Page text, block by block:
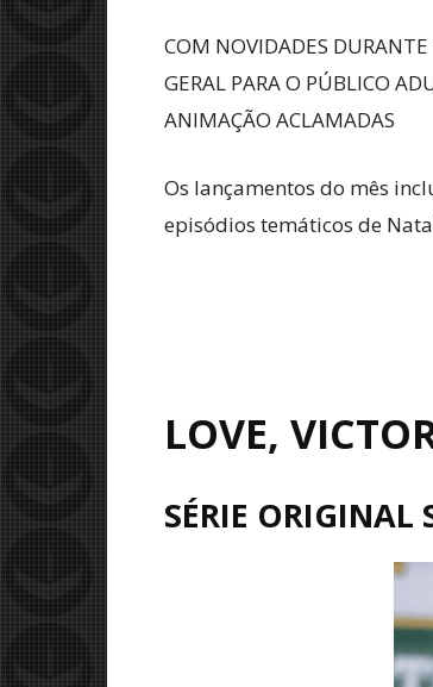
COM NOVIDADES
GERAL PARA O PÚBLICO
ANIMAÇÃO ACLAMADAS
Os lançamentos do mês
episódios temáticos de
LOVE,
SÉRIE ORIGINAL